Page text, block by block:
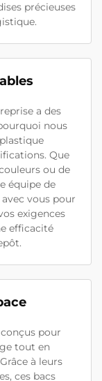
précieuses
a des
nous
Que
ou de
équipe de
vous pour
exigences
efficacité
pour
tout en
à leurs
ces bacs